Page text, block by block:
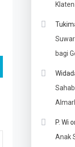
bagi
P. Wi
Anak